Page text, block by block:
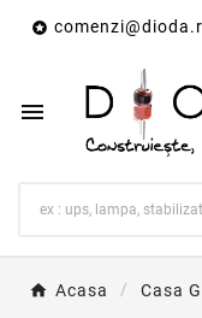


Acasa Casa